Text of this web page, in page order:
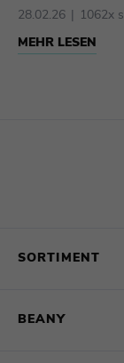
28.02.26 1062x
MEHR LESEN
SORTIMENT
BEANY